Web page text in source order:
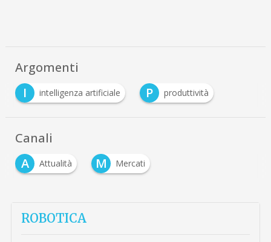
Argomenti
I
intelligenza artificiale P produttività
Canali
A
Attualità M Mercati
ROBOTICA